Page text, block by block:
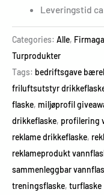
Leveringstid
Categories: Alle,
Turprodukter
Tags: bedriftsgave
friluftsutstyr
flaske, miljøprofil
drikkeflaske, profilering
reklame drikkeflaske,
reklameprodukt
sammenleggbar
treningsflaske, turflaske